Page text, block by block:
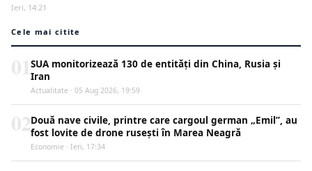
Ieri, 14:21
Cele mai citite
SUA monitorizează 130 de entități din China, Rusia și
Iran
Actualitate · 05 Aug 2026, 19:59
Două nave civile, printre care cargoul german „Emil”, au
fost lovite de drone rusești în Marea Neagră
Economie · Ieri, 17:34